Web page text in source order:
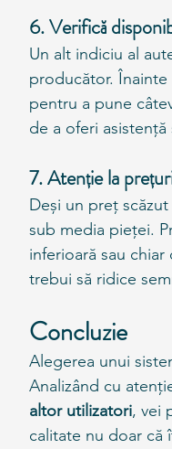
6. Verifică
Un alt indiciu al
producător.
pentru a pune
de a oferi
7. Atenție la
Deși un preț
sub media pieței.
inferioară sau
trebui să ridice
Concluzie
Alegerea unui
Analizând cu
altor utilizatori, vei
calitate nu doar că